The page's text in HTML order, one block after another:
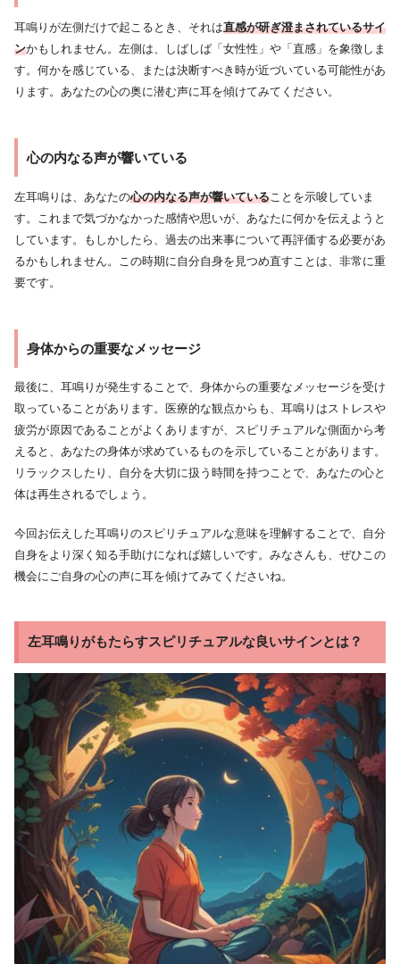
耳鳴りが左側だけで起こるとき、それは直感が研ぎ澄まされているサイ
ンかもしれません。左側は、しばしば「女性性」や「直感」を象徴しま
す。何かを感じている、または決断すべき時が近づいている可能性があ
ります。あなたの心の奥に潜む声に耳を傾けてみてください。
心の内なる声が響いている
左耳鳴りは、あなたの心の内なる声が響いている ことを示唆していま
す。これまで気づかなかった感情や思いが、あなたに何かを伝えようと
しています。もしかしたら、過去の出来事について再評価する必要があ
るかもしれません。この時期に自分自身を見つめ直すことは、非常に重
要です。
身体からの重要なメッセージ
最後に、耳鳴りが発生することで、身体からの重要なメッセージを受け
取っていることがあります。医療的な観点からも、耳鳴りはストレスや
疲労が原因であることがよくありますが、スピリチュアルな側面から考
えると、あなたの身体が求めているものを示していることがあります。
リラックスしたり、自分を大切に扱う時間を持つことで、あなたの心と
体は再生されるでしょう。
今回お伝えした耳鳴りのスピリチュアルな意味を理解することで、自分
自身をより深く知る手助けになれば嬉しいです。みなさんも、ぜひこの
機会にご自身の心の声に耳を傾けてみてくださいね。
左耳鳴りがもたらすスピリチュアルな良いサインとは？